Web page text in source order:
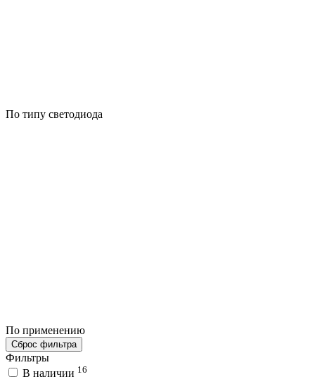
По типу светодиода
По применению
Сброс фильтра
Фильтры
В наличии 16